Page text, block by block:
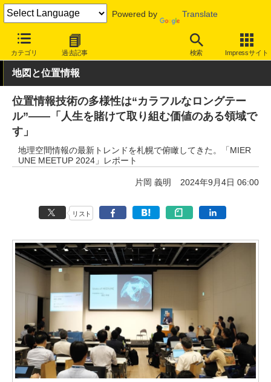
Powered by Translate
カテゴリ 過去記事 検索 Impressサイト
INTERNET Watch トピック
地図と位置情報
位置情報技術の多様性は“カラフルなロングテー
ル”――「人生を賭けて取り組む価値のある領域で
す」
地理空間情報の最新トレンドを札幌で俯瞰してきた。「MIER
UNE MEETUP 2024」レポート
片岡 義明 2024年9月4日 06:00
リスト